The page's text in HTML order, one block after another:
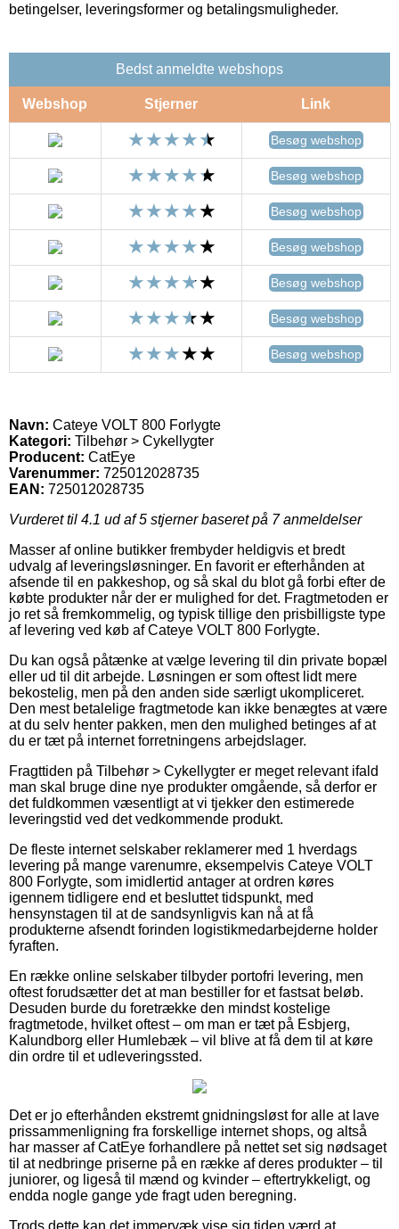
betingelser, leveringsformer og betalingsmuligheder.
Bedst anmeldte webshops
Webshop Stjerner Link
Besøg webshop
Besøg webshop
Besøg webshop
Besøg webshop
Besøg webshop
Besøg webshop
Besøg webshop
Navn: Cateye VOLT 800 Forlygte
Kategori: Tilbehør > Cykellygter
Producent: CatEye
Varenummer: 725012028735
EAN: 725012028735
Vurderet til 4.1 ud af 5 stjerner baseret på 7anmeldelser
Masser af online butikker frembyder heldigvis et bredt
udvalg af leveringsløsninger. En favorit er efterhånden at
afsende til en pakkeshop, og så skal du blot gå forbi efter de
købte produkter når der er mulighed for det. Fragtmetoden er
jo ret så fremkommelig, og typisk tillige den prisbilligste type
af levering ved køb af Cateye VOLT 800 Forlygte.
Du kan også påtænke at vælge levering til din private bopæl
eller ud til dit arbejde. Løsningen er som oftest lidt mere
bekostelig, men på den anden side særligt ukompliceret.
Den mest betalelige fragtmetode kan ikke benægtes at være
at du selv henter pakken, men den mulighed betinges af at
du er tæt på internet forretningens arbejdslager.
Fragttiden på Tilbehør > Cykellygter er meget relevant ifald
man skal bruge dine nye produkter omgående, så derfor er
det fuldkommen væsentligt at vi tjekker den estimerede
leveringstid ved det vedkommende produkt.
De fleste internet selskaber reklamerer med 1 hverdags
levering på mange varenumre, eksempelvis Cateye VOLT
800 Forlygte, som imidlertid antager at ordren køres
igennem tidligere end et besluttet tidspunkt, med
hensynstagen til at de sandsynligvis kan nå at få
produkterne afsendt forinden logistikmedarbejderne holder
fyraften.
En række online selskaber tilbyder portofri levering, men
oftest forudsætter det at man bestiller for et fastsat beløb.
Desuden burde du foretrække den mindst kostelige
fragtmetode, hvilket oftest – om man er tæt på Esbjerg,
Kalundborg eller Humlebæk – vil blive at få dem til at køre
din ordre til et udleveringssted.
Det er jo efterhånden ekstremt gnidningsløst for alle at lave
prissammenligning fra forskellige internet shops, og altså
har masser af CatEye forhandlere på nettet set sig nødsaget
til at nedbringe priserne på en række af deres produkter – til
juniorer, og ligeså til mænd og kvinder – eftertrykkeligt, og
endda nogle gange yde fragt uden beregning.
Trods dette kan det immervæk vise sig tiden værd at